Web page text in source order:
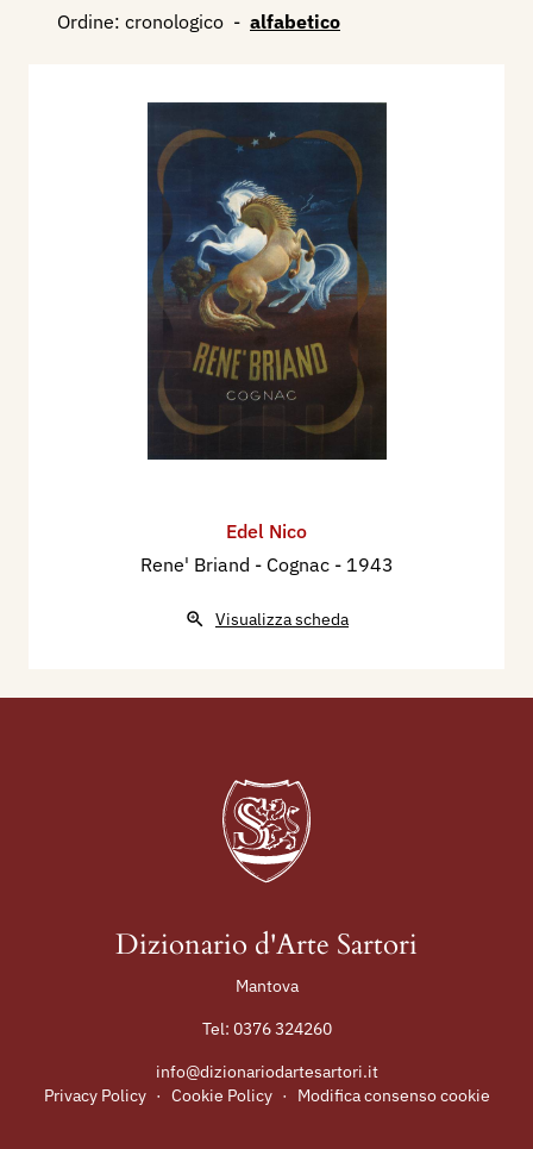
04/06/1971 - nr 126 p. 11.
Ordine: cronologico - alfabetico
Edel Nico
Rene' Briand - Cognac - 1943
Visualizza scheda
Dizionario d'Arte Sartori
Mantova
Tel: 0376 324260
info@dizionariodartesartori.it
Privacy Policy · Cookie Policy · Modifica consenso cookie